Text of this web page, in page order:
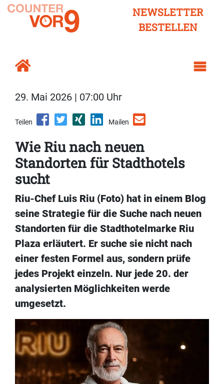
NEWSLETTER
BESTELLEN
29. Mai 2026 | 07:00 Uhr
Teilen Mailen
Wie Riu nach neuen
Standorten für Stadthotels
sucht
Riu-Chef Luis Riu (Foto) hat in einem Blog
seine Strategie für die Suche nach neuen
Standorten für die Stadthotelmarke Riu
Plaza erläutert. Er suche sie nicht nach
einer festen Formel aus, sondern prüfe
jedes Projekt einzeln. Nur jede 20. der
analysierten Möglichkeiten werde
umgesetzt.